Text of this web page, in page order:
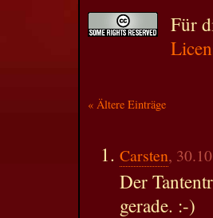
Für
« Ältere Einträge
Carsten,
Der
gerade. :-)